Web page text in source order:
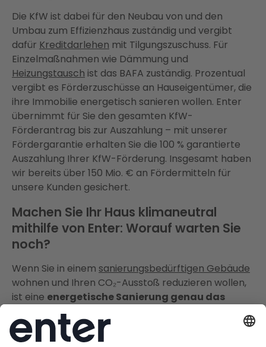
Die KfW ist dabei für den Neubau von und den
Umbau zum Effizienzhaus zuständig und vergibt
dafür Kreditdarlehen mit Tilgungszuschuss. Für
Einzelmaßnahmen wie Dämmung und
Heizungstausch ist das BAFA zuständig. Prozentual
vergibt es Förderzuschüsse an Hauseigentümer, die
ihre Immobilie energetisch sanieren wollen. Enter
übernimmt für Sie den gesamten KfW-
Förderantrag bis zur Auszahlung – mit unserer
Fördergarantie erhalten Sie die 100 % garantierte
Auszahlung Ihrer KfW-Förderung. Insgesamt haben
wir bereits über 150 Mio. € an Fördermitteln für
unsere Kunden gesichert.
Machen Sie Ihr Haus klimaneutral
mithilfe von Enter: Worauf warten Sie
noch?
Wenn Sie in einem sanierungsbedürftigen Gebäude
wohnen und Ihren CO₂-Ausstoß reduzieren wollen,
ist eine energetische Sanierung genau das
. Klimaneutralität ist momentan und auch
in der Zukunft eines der wichtigsten Ziele weltweit
und Sie können aktiv dazu beitragen. Mit den